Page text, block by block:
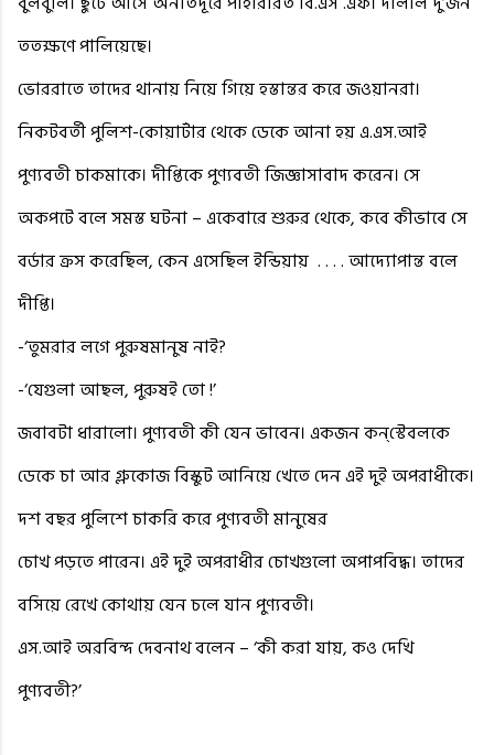
ততক্ষণে পালিয়েছে।
ভোররাতে তাদের থানায় নিয়ে গিয়ে হস্তান্তর করে জওয়ানরা।
নিকটবর্তী পুলিশ-কোয়ার্টার থেকে ডেকে আনা হয় এ.এস.আই
পুণ্যবতী চাকমাকে। দীপ্তিকে পুণ্যবতী জিজ্ঞাসাবাদ করেন। সে
অকপটে বলে সমস্ত ঘটনা – একেবারে শুরুর থেকে, কবে কীভাবে সে
বর্ডার ক্রস করেছিল, কেন এসেছিল ইন্ডিয়ায় . . . . আদ্যোপান্ত বলে
দীপ্তি।
-‘তুমরার লগে পুরুষমানুষ নাই?
-‘যেগুলা আছল, পুরুষই তো !’
জবাবটা ধারালো। পুণ্যবতী কী যেন ভাবেন। একজন কন্‌স্টেবলকে
ডেকে চা আর গ্লুকোজ বিস্কুট আনিয়ে খেতে দেন এই দুই অপরাধীকে।
দশ বছর পুলিশে চাকরি করে পুণ্যবতী মানুষের
চোখ পড়তে পারেন। এই দুই অপরাধীর চোখগুলো অপাপবিদ্ধ। তাদের
বসিয়ে রেখে কোথায় যেন চলে যান পুণ্যবতী।
এস.আই অরবিন্দ দেবনাথ বলেন – ‘কী করা যায়, কও দেখি
পুণ্যবতী?’